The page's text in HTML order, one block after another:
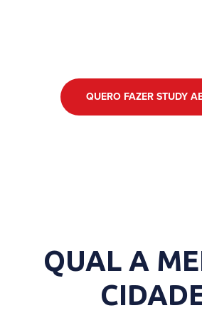
QUERO FAZER STUDY
QUAL A